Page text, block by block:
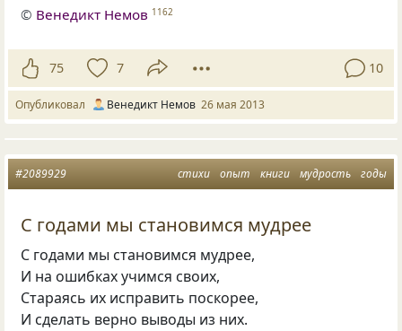
© Венедикт Немов 1162
75 7 10
Опубликовал Венедикт Немов 26 мая 2013
стихи опыт книги мудрость годы
#2089929
С годами мы становимся мудрее
С годами мы становимся мудрее,
И на ошибках учимся своих,
Стараясь их исправить поскорее,
И сделать верно выводы из них.